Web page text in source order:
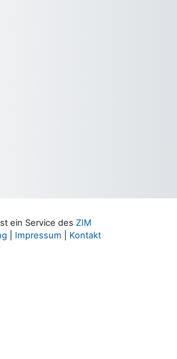
ein Service des ZIM
Impressum Kontakt